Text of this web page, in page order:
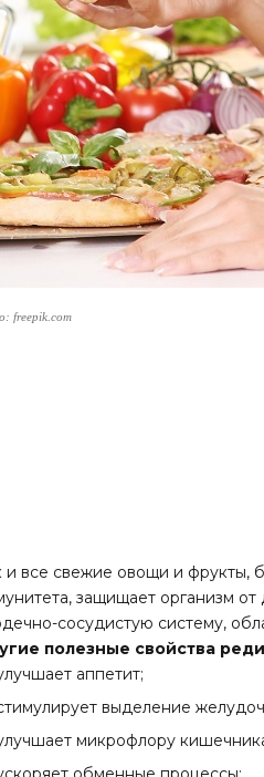
freepik.com
и все свежие овощи и фрукты,
защищает организм
сосудистую систему,
полезные свойства
аппетит;
выделение
микрофлору